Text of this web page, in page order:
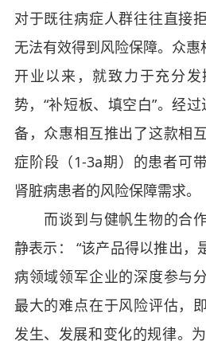
对于既往病症人群往往直接
无法有效得到风险保障。众惠
开业以来，就致力于充分
势，“补短板、填空白”。经
备，众惠相互推出了这款相
症阶段（1-3a期）的患者可
肾脏病患者的风险保障需求。
而谈到与健帆生物的合作
静表示： “该产品得以推出，
病领域领军企业的深度参与
最大的难点在于风险评估，
发生、发展和变化的规律。